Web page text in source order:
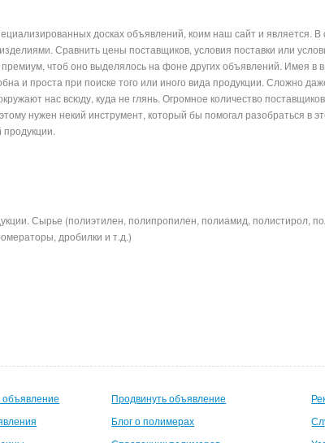
досках объявлений, коим наш сайт и является.
Сравнить цены поставщиков, условия поставки или
чтоб оно выделялось на фоне других объявлений. Имея в
и проста при поиске того или иного вида продукции. Сложно
нас всюду, куда не глянь. Огромное количество
нужен некий инструмент, который бы помогал разобраться в
сайт по
Сырье (полиэтилен, полипропилен, полиамид, полистирол,
дробилки и т.д.)
объявление
Продвинуть объявление
Блог о полимерах